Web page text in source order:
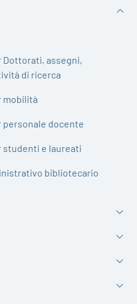
Dottorati, assegni,
di ricerca
mobilità
personale docente
studenti e laureati
bibliotecario